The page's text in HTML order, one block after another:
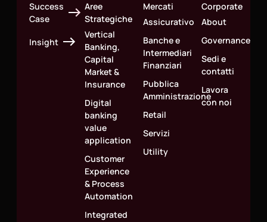
Success
Case
Insight
Aree
Strategiche
Vertical
Banking,
Capital
Market &
Insurance
Digital
banking
value
application
Customer
Experience
& Process
Automation
Integrated
Mercati
Assicurativo
Banche e
Intermediari
Finanziari
Pubblica
Amministrazione
Retail
Servizi
Utility
Corporate
About
Governance
Sedi e
contatti
Lavora
con noi